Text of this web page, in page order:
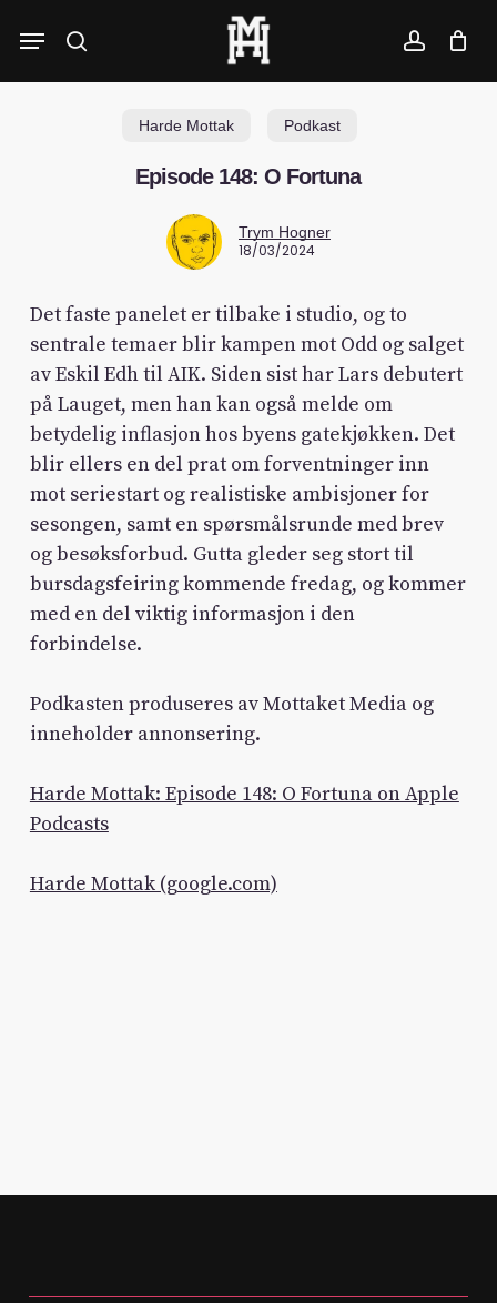
search account
Menu
Harde Mottak Podkast
Episode 148: O Fortuna
Trym Hogner
18/03/2024
Det faste panelet er tilbake i studio, og to
sentrale temaer blir kampen mot Odd og salget
av Eskil Edh til AIK. Siden sist har Lars debutert
på Lauget, men han kan også melde om
betydelig inflasjon hos byens gatekjøkken. Det
blir ellers en del prat om forventninger inn
mot seriestart og realistiske ambisjoner for
sesongen, samt en spørsmålsrunde med brev
og besøksforbud. Gutta gleder seg stort til
bursdagsfeiring kommende fredag, og kommer
med en del viktig informasjon i den
forbindelse.
Podkasten produseres av Mottaket Media og
inneholder annonsering.
Harde Mottak: Episode 148: O Fortuna on Apple
Podcasts
Harde Mottak (google.com)